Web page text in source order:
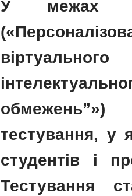
У межах
обмежень”»)
тестування, у
студентів і
Тестування